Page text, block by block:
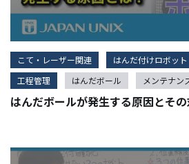
こて・レーザー関連 はんだ付けロボット
工程管理
はんだボール メンテナン
はんだボールが発生する原因とその